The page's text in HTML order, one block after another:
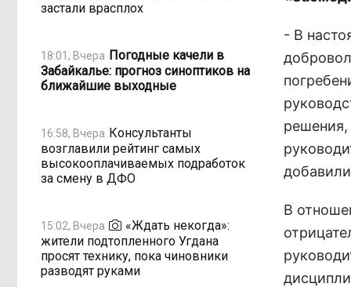
застали врасплох
18:01, Вчера Погодные качели в
Забайкалье: прогноз синоптиков на
ближайшие выходные
16:58, Вчера Консультанты
возглавили рейтинг самых
высокооплачиваемых подработок
за смену в ДФО
15:02, Вчера
«Ждать некогда»:
жители подтопленного Угдана
просят технику, пока чиновники
разводят руками
- В
решения,
В